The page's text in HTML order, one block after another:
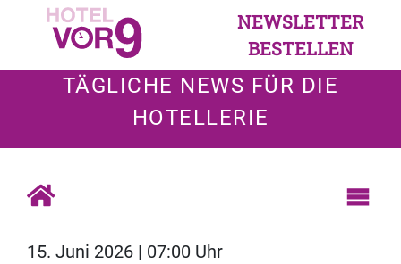
NEWSLETTER
BESTELLEN
TÄGLICHE NEWS FÜR DIE
HOTELLERIE
15. Juni 2026 | 07:00 Uhr